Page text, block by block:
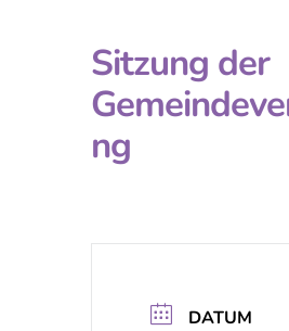
Sitzung der
ng
DATUM